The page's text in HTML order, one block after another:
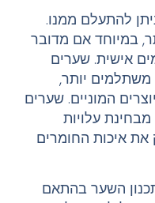
להתעלם ממנו.
במיוחד אם מדובר
אישית. שערים
יותר,
המוניים. שערים
עלויות
איכות החומרים
השער בהתאם